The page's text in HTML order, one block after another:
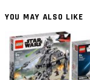
YOU MAY ALSO LIKE